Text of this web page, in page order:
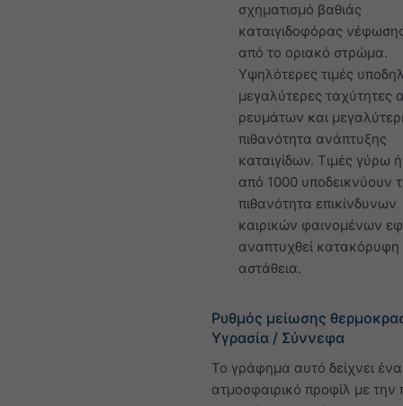
σχηματισμό βαθιάς
καταιγιδοφόρας
από το οριακό στρώμα.
Υψηλότερες τιμές
μεγαλύτερες ταχύτητες
ρευμάτων και
πιθανότητα ανάπτυξης
καταιγίδων. Τιμές γύρω
από 1000 υποδεικνύουν
πιθανότητα επικίνδυνων
καιρικών φαινομένων
αναπτυχθεί κατακόρυφη
αστάθεια.
Ρυθμός μείωσης
Υγρασία / Σύννεφα
Το γράφημα αυτό δείχνει ένα
ατμοσφαιρικό προφίλ με την